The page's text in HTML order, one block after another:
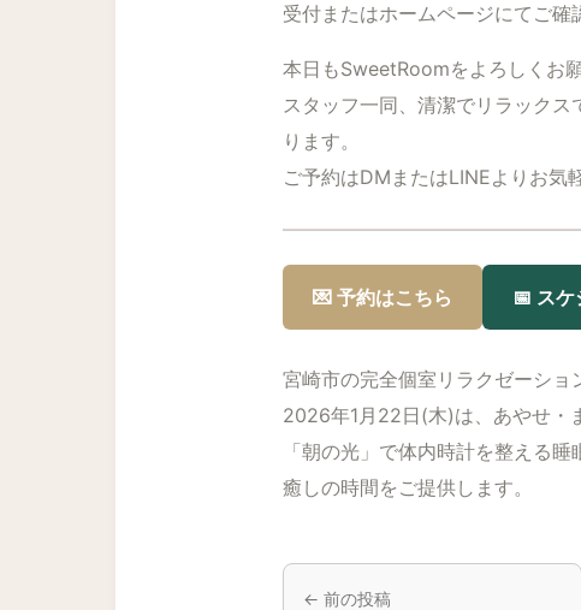
受付またはホームページにてご確
本日もSweetRoomをよろしくお
スタッフ一同、清潔でリラック
ります。
ご予約はDMまたはLINEよりお気
💌 予約はこちら 📅 ス
宮崎市の完全個室リラクゼーショ
2026年1月22日(木)は、あやせ・
「朝の光」で体内時計を整える
癒しの時間をご提供します。
← 前の投稿